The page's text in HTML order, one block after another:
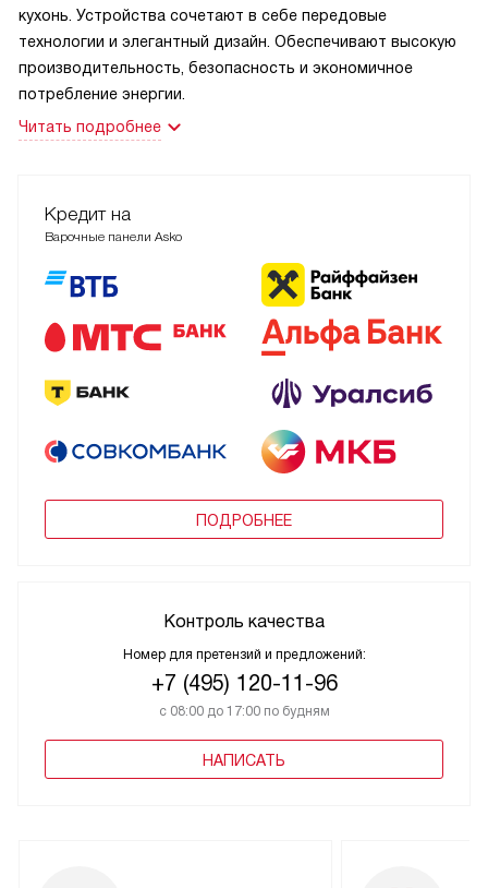
кухонь. Устройства сочетают в себе передовые
технологии и элегантный дизайн. Обеспечивают высокую
производительность, безопасность и экономичное
потребление энергии.
Читать подробнее
Кредит на
Варочные панели Asko
ПОДРОБНЕЕ
Контроль качества
Номер для претензий и предложений:
+7 (495) 120-11-96
с 08:00 до 17:00 по будням
НАПИСАТЬ